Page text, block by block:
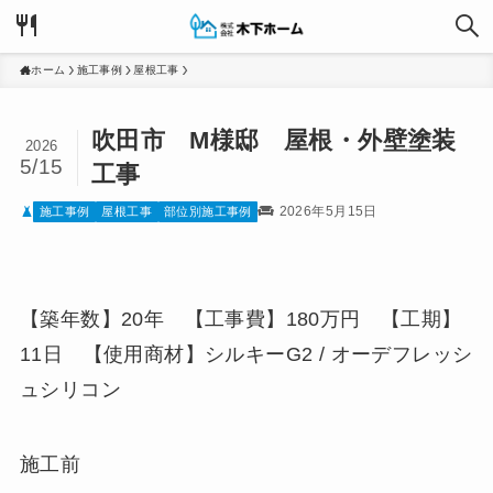
ホーム 施工事例 屋根工事
吹田市 M様邸 屋根・外壁塗装
工事
2026
5/15
施工事例 屋根工事 部位別施工事例 2026年5月15日
【築年数】20年 【工事費】180万円 【工期】
11日 【使用商材】シルキーG2 / オーデフレッシ
ュシリコン
施工前